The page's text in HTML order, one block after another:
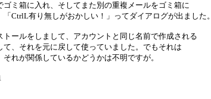
ミ箱に入れ、そしてまた別の重複メールをゴミ箱に
CtrlL有り無しがおかしい！」ってダイアログが出ました。
ールをしまして、アカウントと同じ名前で作成される
て、それを元に戻して使っていました。でもそれは
れが関係しているかどうかは不明ですが。